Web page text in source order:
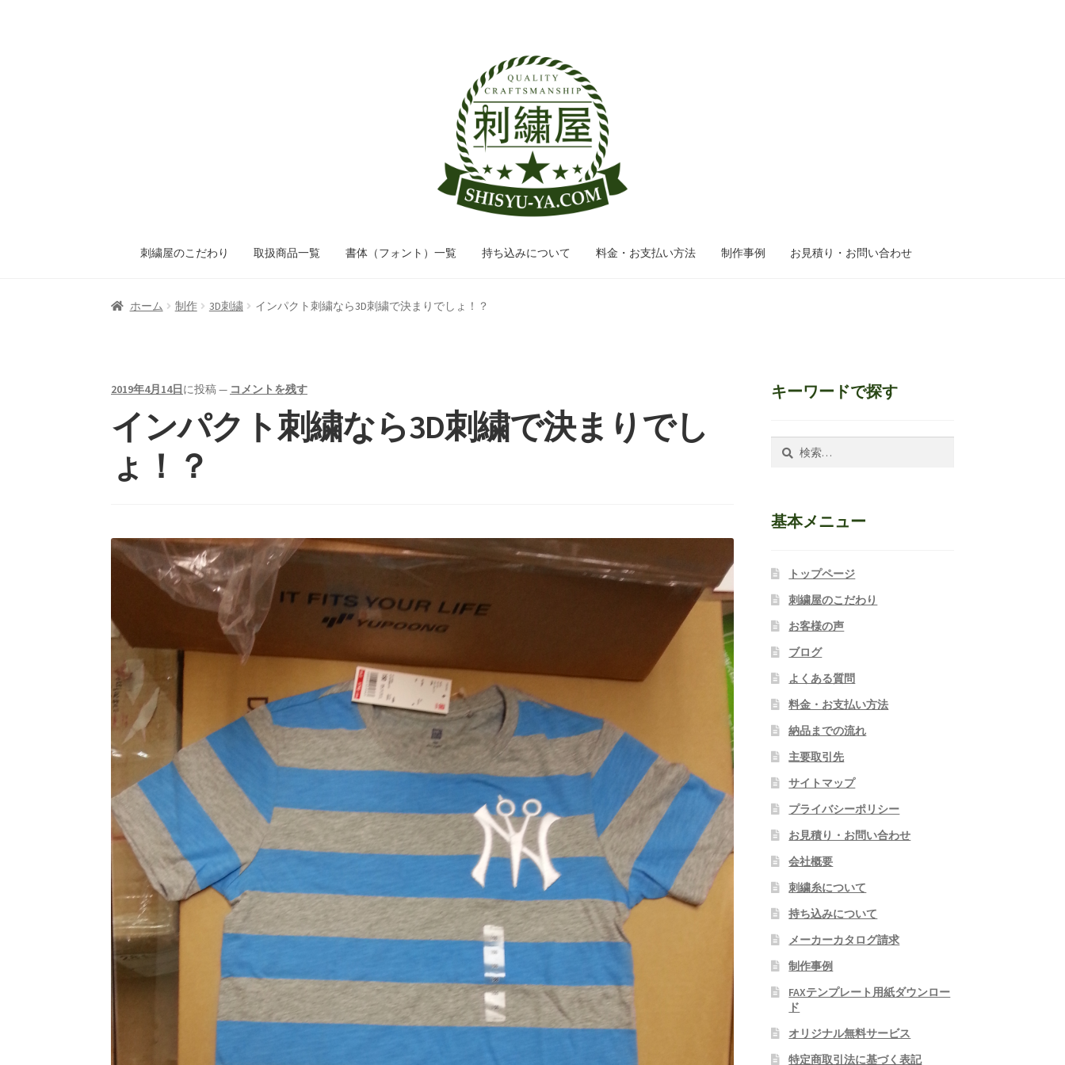
ビ
ゲ
ー
シ
ョ
ン
へ
ス
キ
プ
ン
テ
ン
ツ
へ
ス
キ
ッ
プ
刺繍屋のこだわり 取扱商品一覧 書体（フォント）一覧 持ち込みについて 料金・お支払い方法 制作事例 お見積り・お問い合わせ
ホーム 制作 3D刺繍 インパクト刺繍なら3D刺繍で決まりでしょ！？
2019年4月14日 に投稿— コメントを残す
インパクト刺繍なら3D刺繍で決まりでし
ょ！？
キーワードで探す
基本メニュー
トップページ
刺繍屋のこだわり
お客様の声
ブログ
よくある質問
料金・お支払い方法
納品までの流れ
主要取引先
サイトマップ
プライバシーポリシー
お見積り・お問い合わせ
会社概要
刺繍糸について
持ち込みについて
メーカーカタログ請求
制作事例
FAXテンプレート用紙ダウンロー
ド
オリジナル無料サービス
特定商取引法に基づく表記